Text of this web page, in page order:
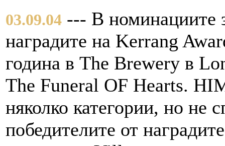
03.09.04 --- В номинациите
наградите на Kerrang
година в The Brewery в
The Funeral OF Hearts.
няколко категории, но не
победителите от